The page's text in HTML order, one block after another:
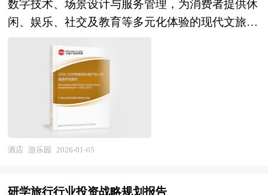
等。报告还综合了电竞酒店行业的整体发展动态，
对行业在产品方面提供了参考建议和具体解决办
法。报告对于电竞酒店产品生产企业、经销商、行
业管理部门以及拟进入该行业的投资者具有重要的
参考价值，对于研究我国电竞酒店行业发展规律、
提高企业的运营效率、促进企业的发展壮大有学术
和实践的双重意义。
养老等下沉市场构成增量空间。政策层面，校园食
业向品牌化、连锁化、规范化集中。技术创新将从
效率工具升级为商业模式变革引擎，AI营养师、烹
饪机器人、数字孪生后厨等应用重塑产业形态。产
业投资逻辑已从单项目竞标转向"供应链能力+数字
化水平+场景化解决方案"三位一体布局，具备跨区
域复制能力、生态整合优势与持续创新动能的企业
与健康饮食理念推动家用厨电向集成化、小型化、
智能化方向演进。供给端，行业呈现"大而不强"格
局，本土企业在中低端市场占据主导，但高端市场
仍由外资品牌把控，核心部件、控制系统与工业设
计能力与国际先进水平存在差距。与此同时，原材
料价格波动、同质化竞争加剧、环保标准趋严、渠
道变革加速等多重挑战倒逼企业加速创新。餐厨垃
圾处理设备作为新兴细分市场，在政策强制分类与
资源化利用导向下，正从单一破碎脱水向生物降
成本控制与商业模式成熟仍需突破。 展望2026-
数字技术、场景设计与服务管理，为消费者提供休
闲、娱乐、社交及教育等多元化体验的现代文旅融
险乐园等细分业态，是满足人民美好生活需要、拉
动内需增长的战略性新兴服务业。当前，中国游乐
园产品市场已进入从规模扩张向质量跃升的关键转
型期。产业层面，行业参与者呈现多元化格局，国
际巨头凭借IP矩阵与运营经验占据高端市场，本土
企业通过成本控制与快速响应能力深耕区域市场，
尾活跃"的竞争态势。技术层面，VR/AR增强现
酒店 游乐园 2026-01-05
研学旅行行业投资战略规划报告